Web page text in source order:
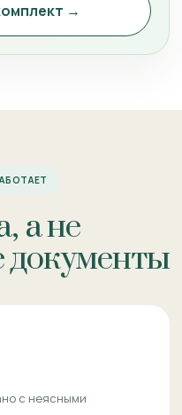
→
а не
документы
с неясными